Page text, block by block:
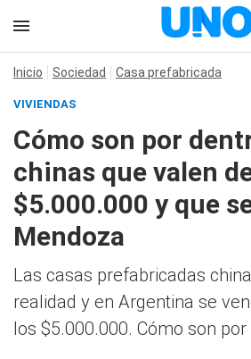
Inicio Sociedad Casa prefabricada
VIVIENDAS
Cómo son por
chinas que valen
$5.000.000 y que
Mendoza
Las casas prefabricadas
realidad y en Argentina se
los $5.000.000. Cómo son